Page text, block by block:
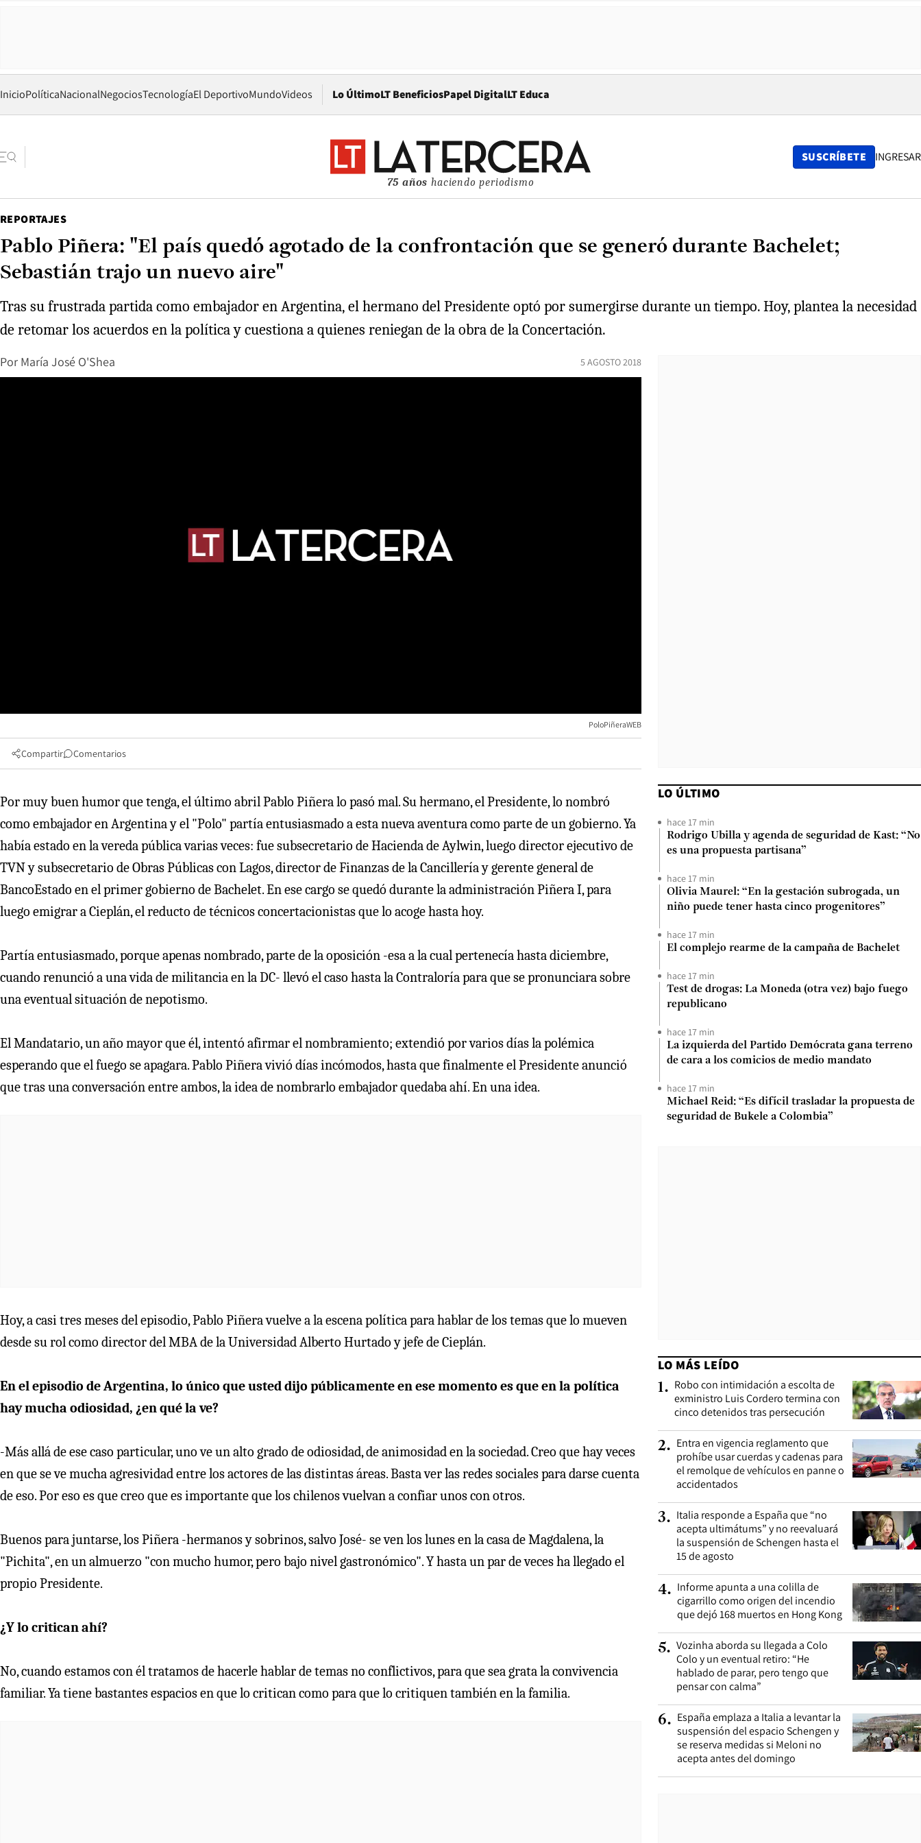
InicioPolíticaNacionalNegociosTecnologíaEl DeportivoMundoVideos Lo ÚltimoLT BeneficiosPapel DigitalOpens in new window
LT Educa
75 años haciendo periodismo
SUSCRÍBETE INGRESAR
REPORTAJES
Pablo Piñera: "El país quedó agotado de la confrontación que se generó durante Bachelet;
Sebastián trajo un nuevo aire"
Tras su frustrada partida como embajador en Argentina, el hermano del Presidente optó por sumergirse durante un tiempo. Hoy, plantea la necesidad
de retomar los acuerdos en la política y cuestiona a quienes reniegan de la obra de la Concertación.
Por María José O'Shea 5 AGOSTO 2018
PoloPiñeraWEB
Compartir Comentarios
Por muy buen humor que tenga, el último abril Pablo Piñera lo pasó mal. Su hermano, el Presidente, lo nombró
como embajador en Argentina y el "Polo" partía entusiasmado a esta nueva aventura como parte de un gobierno. Ya
había estado en la vereda pública varias veces: fue subsecretario de Hacienda de Aylwin, luego director ejecutivo de
TVN y subsecretario de Obras Públicas con Lagos, director de Finanzas de la Cancillería y gerente general de
BancoEstado en el primer gobierno de Bachelet. En ese cargo se quedó durante la administración Piñera I, para
luego emigrar a Cieplán, el reducto de técnicos concertacionistas que lo acoge hasta hoy.
Partía entusiasmado, porque apenas nombrado, parte de la oposición -esa a la cual pertenecía hasta diciembre,
cuando renunció a una vida de militancia en la DC- llevó el caso hasta la Contraloría para que se pronunciara sobre
una eventual situación de nepotismo.
El Mandatario, un año mayor que él, intentó afirmar el nombramiento; extendió por varios días la polémica
esperando que el fuego se apagara. Pablo Piñera vivió días incómodos, hasta que finalmente el Presidente anunció
que tras una conversación entre ambos, la idea de nombrarlo embajador quedaba ahí. En una idea.
Hoy, a casi tres meses del episodio, Pablo Piñera vuelve a la escena política para hablar de los temas que lo mueven
desde su rol como director del MBA de la Universidad Alberto Hurtado y jefe de Cieplán.
En el episodio de Argentina, lo único que usted dijo públicamente en ese momento es que en la política
hay mucha odiosidad, ¿en qué la ve?
-Más allá de ese caso particular, uno ve un alto grado de odiosidad, de animosidad en la sociedad. Creo que hay veces
en que se ve mucha agresividad entre los actores de las distintas áreas. Basta ver las redes sociales para darse cuenta
de eso. Por eso es que creo que es importante que los chilenos vuelvan a confiar unos con otros.
Buenos para juntarse, los Piñera -hermanos y sobrinos, salvo José- se ven los lunes en la casa de Magdalena, la
"Pichita", en un almuerzo "con mucho humor, pero bajo nivel gastronómico". Y hasta un par de veces ha llegado el
propio Presidente.
¿Y lo critican ahí?
No, cuando estamos con él tratamos de hacerle hablar de temas no conflictivos, para que sea grata la convivencia
familiar. Ya tiene bastantes espacios en que lo critican como para que lo critiquen también en la familia.
LO ÚLTIMO
hace 17 min
Rodrigo Ubilla y agenda de seguridad de Kast: “No
es una propuesta partisana”
hace 17 min
Olivia Maurel: “En la gestación subrogada, un
niño puede tener hasta cinco progenitores”
hace 17 min
El complejo rearme de la campaña de Bachelet
hace 17 min
Test de drogas: La Moneda (otra vez) bajo fuego
republicano
hace 17 min
La izquierda del Partido Demócrata gana terreno
de cara a los comicios de medio mandato
hace 17 min
Michael Reid: “Es difícil trasladar la propuesta de
seguridad de Bukele a Colombia”
LO MÁS LEÍDO
1. Robo con intimidación a escolta de
exministro Luis Cordero termina con
cinco detenidos tras persecución
2. Entra en vigencia reglamento que
prohíbe usar cuerdas y cadenas para
el remolque de vehículos en panne o
accidentados
3. Italia responde a España que “no
acepta ultimátums” y no reevaluará
la suspensión de Schengen hasta el
15 de agosto
4. Informe apunta a una colilla de
cigarrillo como origen del incendio
que dejó 168 muertos en Hong Kong
5. Vozinha aborda su llegada a Colo
Colo y un eventual retiro: “He
hablado de parar, pero tengo que
pensar con calma”
6. España emplaza a Italia a levantar la
suspensión del espacio Schengen y
se reserva medidas si Meloni no
acepta antes del domingo